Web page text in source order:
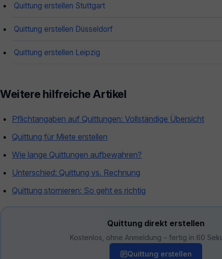
Quittung erstellen Stuttgart
Quittung erstellen Düsseldorf
Quittung erstellen Leipzig
Weitere hilfreiche Artikel
Pflichtangaben auf Quittungen: Vollständige Übersicht
Quittung für Miete erstellen
Wie lange Quittungen aufbewahren?
Unterschied: Quittung vs. Rechnung
Quittung stornieren: So geht es richtig
Quittung direkt erstellen
Kostenlos, ohne Anmeldung – fertig in 60
Quittung erstellen